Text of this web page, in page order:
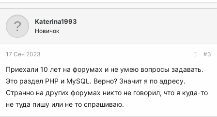
Katerina1993
Новичок
17 Сен 2023 #3
Приехали 10 лет на форумах и не умею вопросы задавать.
Это раздел PHP и MySQL. Верно? Значит я по адресу.
Странно на других форумах никто не говорил, что я куда-то
не туда пишу или не то спрашиваю.